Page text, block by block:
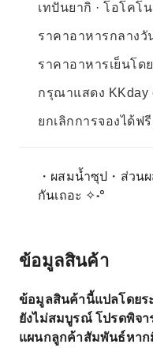
เทปันยากิ · โอโคโ
ราคาอาหารกลางวั
ราคาอาหารเย็นโด
กรุณาแสดง KKday
ยกเลิกการจองได้ฟ
・ผสมน้ำซุป・ส่วน
กันเถอะ ✧˖°
ข้อมูลสินค้า
ข้อมูลสินค้านี้แปลโดย
ยังไม่สมบูรณ์ โปรดพิจ
แผนกลูกค้าสัมพันธ์หาก